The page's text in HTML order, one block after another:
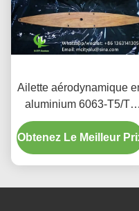
Ailette aérodynamique
aluminium 6063-T5/T6
avec finition grain de
bois, largeur de 100 mm
600 mm pour façades
Obtenez Le Meilleur